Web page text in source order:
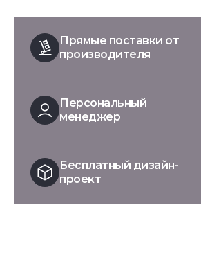
Прямые поставки от
производителя
Персональный
менеджер
Бесплатный дизайн-
проект